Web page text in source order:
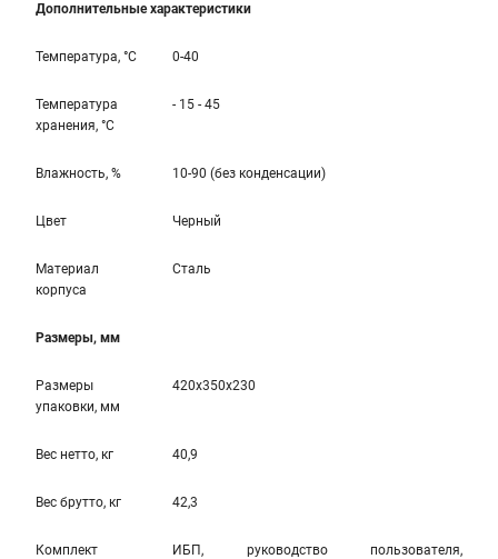
Дополнительные характеристики
Температура, °С 0-40
Температура
хранения, °С
- 15 - 45
Влажность, % 10-90 (без конденсации)
Цвет Черный
Материал
корпуса
Сталь
Размеры, мм
Размеры
упаковки, мм
420x350x230
Вес нетто, кг 40,9
Вес брутто, кг 42,3
Комплект
ИБП, руководство пользователя,